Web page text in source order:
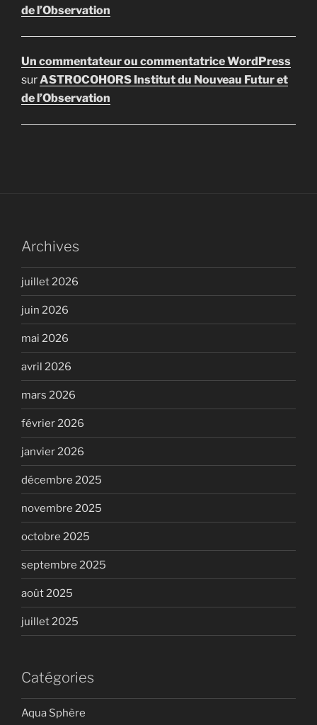
de l’Observation
Un commentateur ou commentatrice WordPress
surASTROCOHORS Institut du Nouveau Futur et
de l’Observation
Archives
juillet 2026
juin 2026
mai 2026
avril 2026
mars 2026
février 2026
janvier 2026
décembre 2025
novembre 2025
octobre 2025
septembre 2025
août 2025
juillet 2025
Catégories
Aqua Sphère